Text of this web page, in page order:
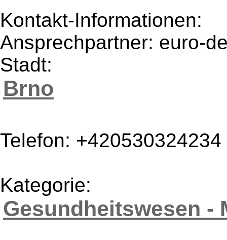
Kontakt-Informationen:
Ansprechpartner: euro-
Stadt:
Brno
Telefon: +420530324234
Kategorie:
Gesundheitswesen -